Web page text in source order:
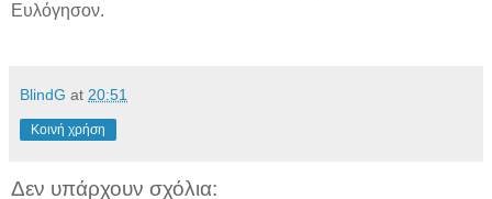
Ευλόγησον.
BlindG at 20:51
Κοινή χρήση
Δεν υπάρχουν σχόλια: